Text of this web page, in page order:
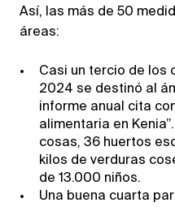
Así, las más de 50
áreas:
Casi un tercio de los
2024 se destinó al
informe anual cita
alimentaria en
cosas, 36 huertos
kilos de verduras
de 13.000 niños.
Una buena cuarta